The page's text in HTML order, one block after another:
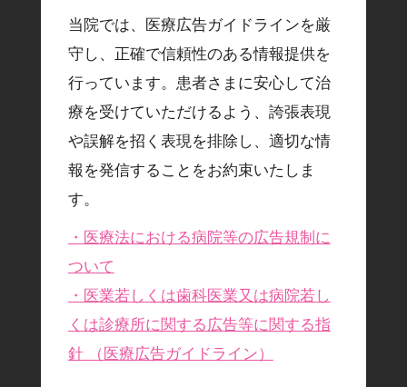
当院では、医療広告ガイドラインを厳
守し、正確で信頼性のある情報提供を
行っています。患者さまに安心して治
療を受けていただけるよう、誇張表現
や誤解を招く表現を排除し、適切な情
報を発信することをお約束いたしま
す。
・医療法における病院等の広告規制に
ついて
・医業若しくは歯科医業又は病院若し
くは診療所に関する広告等に関する指
針 （医療広告ガイドライン）